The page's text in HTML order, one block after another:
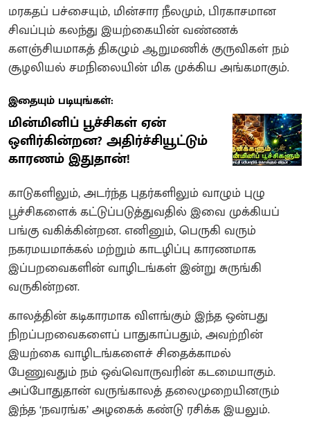
மரகதப் பச்சையும், மின்சார நீலமும், பிரகாசமான
சிவப்பும் கலந்து இயற்கையின் வண்ணக்
களஞ்சியமாகத் திகழும் ஆறுமணிக் குருவிகள் நம்
சூழலியல் சமநிலையின் மிக முக்கிய அங்கமாகும்.
இதையும் படியுங்கள்:
மின்மினிப் பூச்சிகள் ஏன்
ஒளிர்கின்றன? அதிர்ச்சியூட்டும்
காரணம் இதுதான்!
காடுகளிலும், அடர்ந்த புதர்களிலும் வாழும் புழு
பூச்சிகளைக் கட்டுப்படுத்துவதில் இவை முக்கியப்
பங்கு வகிக்கின்றன. எனினும், பெருகி வரும்
நகரமயமாக்கல் மற்றும் காடழிப்பு காரணமாக
இப்பறவைகளின் வாழிடங்கள் இன்று சுருங்கி
வருகின்றன.
காலத்தின் கடிகாரமாக விளங்கும் இந்த ஒன்பது
நிறப்பறவைகளைப் பாதுகாப்பதும், அவற்றின்
இயற்கை வாழிடங்களைச் சிதைக்காமல்
பேணுவதும் நம் ஒவ்வொருவரின் கடமையாகும்.
அப்போதுதான் வருங்காலத் தலைமுறையினரும்
இந்த ‘நவரங்க’ அழகைக் கண்டு ரசிக்க இயலும்.